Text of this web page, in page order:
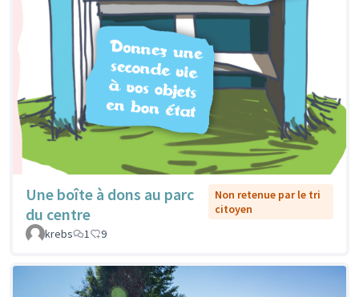
Une boîte à dons au parc
du centre
Non retenue par le tri
citoyen
krebs
1 9